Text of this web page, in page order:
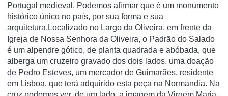
Portugal medieval. Podemos afirmar que é um monumento
histórico único no país, por sua forma e sua
arquitetura.Localizado no Largo da Oliveira, em frente da
Igreja de Nossa Senhora da Oliveira, o Padrão do Salado
é um alpendre gótico, de planta quadrada e abóbada, que
alberga um cruzeiro gravado dos dois lados, uma doação
de Pedro Esteves, um mercador de Guimarães, residente
em Lisboa, que terá adquirido esta peça na Normandia. Na